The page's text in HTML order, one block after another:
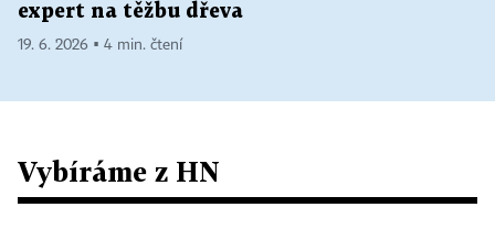
expert na těžbu dřeva
19. 6. 2026 ▪ 4 min. čtení
Vybíráme z HN